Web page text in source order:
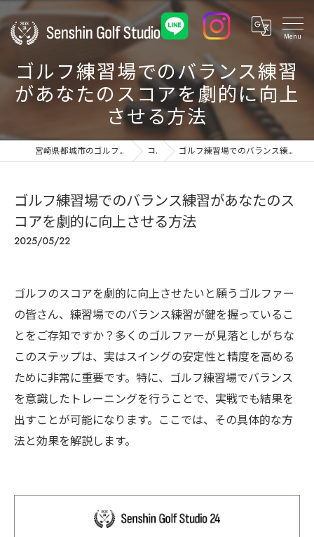
ゴルフ練習場でのバランス練習
があなたのスコアを劇的に向上
させる方法
宮崎県都城市のゴルフ練習場ならSenshin Golf Studio 24 コラム ゴルフ練習場でのバランス練習があなたのスコアを劇的に向上させる方法
ゴルフ練習場でのバランス練習があなたのス
コアを劇的に向上させる方法
2025/05/22
ゴルフのスコアを劇的に向上させたいと願うゴルファー
の皆さん、練習場でのバランス練習が鍵を握っているこ
とをご存知ですか？多くのゴルファーが見落としがちな
このステップは、実はスイングの安定性と精度を高める
ために非常に重要です。特に、ゴルフ練習場でバランス
を意識したトレーニングを行うことで、実戦でも結果を
出すことが可能になります。ここでは、その具体的な方
法と効果を解説します。